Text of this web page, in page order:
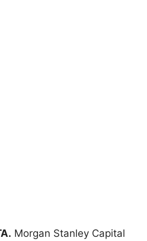
Morgan Stanley Capital